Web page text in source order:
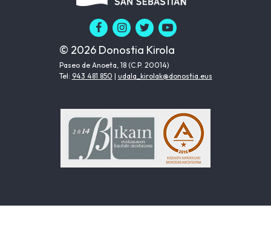
© 2026 Donostia Kirola
Paseo de Anoeta, 18 (C.P. 20014)
Tel: 943 481 850 | udala_kirolak@donostia.eus